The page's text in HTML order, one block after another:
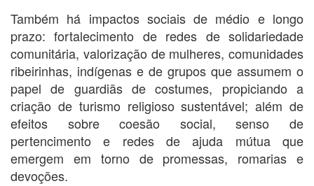
Também há impactos sociais de médio e longo
prazo: fortalecimento de redes de solidariedade
comunitária, valorização de mulheres, comunidades
ribeirinhas, indígenas e de grupos que assumem o
papel de guardiãs de costumes, propiciando a
criação de turismo religioso sustentável; além de
efeitos sobre coesão social, senso de
pertencimento e redes de ajuda mútua que
emergem em torno de promessas, romarias e
devoções.